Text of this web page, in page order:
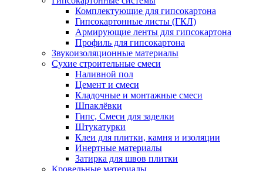
Комплектующие для гипсокартона
Гипсокартонные листы (ГКЛ)
Армирующие ленты для гипсокартона
Профиль для гипсокартона
Звукоизоляционные материалы
Сухие строительные смеси
Наливной пол
Цемент и смеси
Кладочные и монтажные смеси
Шпаклёвки
Гипс, Смеси для заделки
Штукатурки
Клеи для плитки, камня и изоляции
Инертные материалы
Затирка для швов плитки
Кровельные материалы